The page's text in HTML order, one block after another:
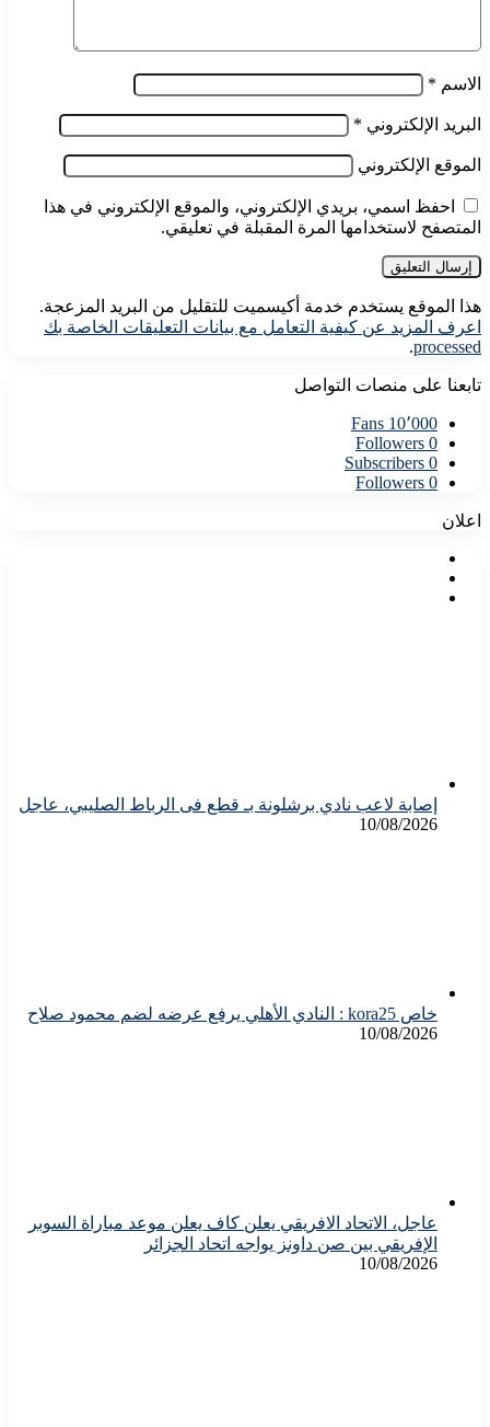
الاسم *
البريد الإلكتروني *
الموقع الإلكتروني
احفظ اسمي، بريدي الإلكتروني، والموقع الإلكتروني في هذا
المتصفح لاستخدامها المرة المقبلة في تعليقي.
هذا الموقع يستخدم خدمة أكيسميت للتقليل من البريد المزعجة.
اعرف المزيد عن كيفية التعامل مع بيانات التعليقات الخاصة بك
processed
.
تابعنا على منصات التواصل
10٬000 Fans
0
Followers
0
Subscribers
0
Followers
اعلان
إصابة لاعب نادي برشلونة بـ قطع فى الرباط الصليبي، عاجل
10/08/2026
خاص kora25 : النادي الأهلي يرفع عرضه لضم محمود صلاح
10/08/2026
عاجل، الاتحاد الافريقي يعلن كاف يعلن موعد مباراة السوبر
الإفريقي بين صن داونز يواجه اتحاد الجزائر
10/08/2026